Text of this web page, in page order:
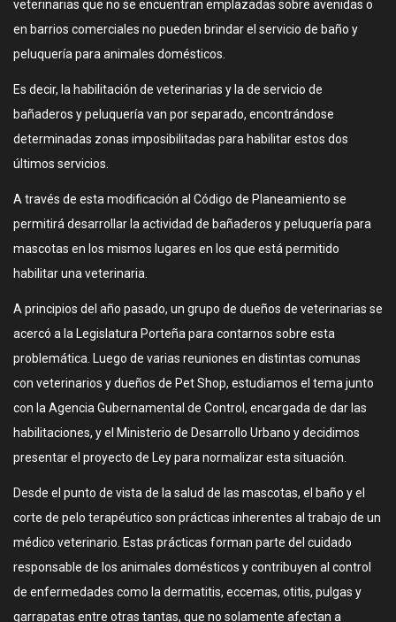
veterinarias que no se encuentran emplazadas sobre avenidas o
en barrios comerciales no pueden brindar el servicio de baño y
peluquería para animales domésticos.
Es decir, la habilitación de veterinarias y la de servicio de
bañaderos y peluquería van por separado, encontrándose
determinadas zonas imposibilitadas para habilitar estos dos
últimos servicios.
A través de esta modificación al Código de Planeamiento se
permitirá desarrollar la actividad de bañaderos y peluquería para
mascotas en los mismos lugares en los que está permitido
habilitar una veterinaria.
A principios del año pasado, un grupo de dueños de veterinarias se
acercó a la Legislatura Porteña para contarnos sobre esta
problemática. Luego de varias reuniones en distintas comunas
con veterinarios y dueños de Pet Shop, estudiamos el tema junto
con la Agencia Gubernamental de Control, encargada de dar las
habilitaciones, y el Ministerio de Desarrollo Urbano y decidimos
presentar el proyecto de Ley para normalizar esta situación.
Desde el punto de vista de la salud de las mascotas, el baño y el
corte de pelo terapéutico son prácticas inherentes al trabajo de un
médico veterinario. Estas prácticas forman parte del cuidado
responsable de los animales domésticos y contribuyen al control
de enfermedades como la dermatitis, eccemas, otitis, pulgas y
garrapatas entre otras tantas, que no solamente afectan a